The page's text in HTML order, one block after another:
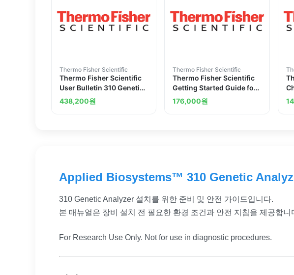
Thermo Fisher Scientific
Thermo Fisher Scientific
User Bulletin 310 Genetic
Analyzer
438,200원
Thermo Fisher Scientific
Thermo Fisher Scientific
Getting Started Guide for
7300 and 7500 Real-Time
PCR Instruments Plus
176,000원
Applied Biosystems™ 310 Genetic
310 Genetic Analyzer 설치를 위한 준비 및 안전 가이드입니다.
본 매뉴얼은 장비 설치 전 필요한 환경 조건과 안전 지침을 제공합니
For Research Use Only. Not for use in diagnostic procedures.